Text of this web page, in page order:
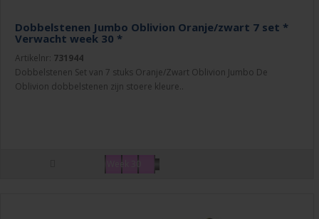
Dobbelstenen Jumbo Oblivion Oranje/zwart 7 set *
Verwacht week 30 *
Artikelnr: 731944
Dobbelstenen Set van 7 stuks Oranje/Zwart Oblivion Jumbo De
Oblivion dobbelstenen zijn stoere kleure..
Week 30